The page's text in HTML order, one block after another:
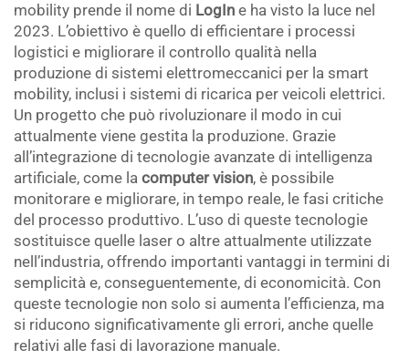
mobility prende il nome di LogIn e ha visto la luce nel
2023. L’obiettivo è quello di efficientare i processi
logistici e migliorare il controllo qualità nella
produzione di sistemi elettromeccanici per la smart
mobility, inclusi i sistemi di ricarica per veicoli elettrici.
Un progetto che può rivoluzionare il modo in cui
attualmente viene gestita la produzione. Grazie
all’integrazione di tecnologie avanzate di intelligenza
artificiale, come la computer vision, è possibile
monitorare e migliorare, in tempo reale, le fasi critiche
del processo produttivo. L’uso di queste tecnologie
sostituisce quelle laser o altre attualmente utilizzate
nell’industria, offrendo importanti vantaggi in termini di
semplicità e, conseguentemente, di economicità. Con
queste tecnologie non solo si aumenta l’efficienza, ma
si riducono significativamente gli errori, anche quelle
relativi alle fasi di lavorazione manuale.